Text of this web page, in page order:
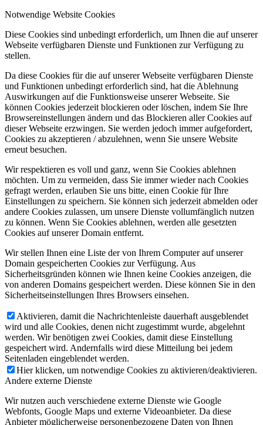
Notwendige Website Cookies
Diese Cookies sind unbedingt erforderlich, um Ihnen die auf unserer
Webseite verfügbaren Dienste und Funktionen zur Verfügung zu
stellen.
Da diese Cookies für die auf unserer Webseite verfügbaren Dienste
und Funktionen unbedingt erforderlich sind, hat die Ablehnung
Auswirkungen auf die Funktionsweise unserer Webseite. Sie
können Cookies jederzeit blockieren oder löschen, indem Sie Ihre
Browsereinstellungen ändern und das Blockieren aller Cookies auf
dieser Webseite erzwingen. Sie werden jedoch immer aufgefordert,
Cookies zu akzeptieren / abzulehnen, wenn Sie unsere Website
erneut besuchen.
Wir respektieren es voll und ganz, wenn Sie Cookies ablehnen
möchten. Um zu vermeiden, dass Sie immer wieder nach Cookies
gefragt werden, erlauben Sie uns bitte, einen Cookie für Ihre
Einstellungen zu speichern. Sie können sich jederzeit abmelden oder
andere Cookies zulassen, um unsere Dienste vollumfänglich nutzen
zu können. Wenn Sie Cookies ablehnen, werden alle gesetzten
Cookies auf unserer Domain entfernt.
Wir stellen Ihnen eine Liste der von Ihrem Computer auf unserer
Domain gespeicherten Cookies zur Verfügung. Aus
Sicherheitsgründen können wie Ihnen keine Cookies anzeigen, die
von anderen Domains gespeichert werden. Diese können Sie in den
Sicherheitseinstellungen Ihres Browsers einsehen.
Aktivieren, damit die Nachrichtenleiste dauerhaft ausgeblendet
wird und alle Cookies, denen nicht zugestimmt wurde, abgelehnt
werden. Wir benötigen zwei Cookies, damit diese Einstellung
gespeichert wird. Andernfalls wird diese Mitteilung bei jedem
Seitenladen eingeblendet werden.
Hier klicken, um notwendige Cookies zu aktivieren/deaktivieren.
Andere externe Dienste
Wir nutzen auch verschiedene externe Dienste wie Google
Webfonts, Google Maps und externe Videoanbieter. Da diese
Anbieter möglicherweise personenbezogene Daten von Ihnen